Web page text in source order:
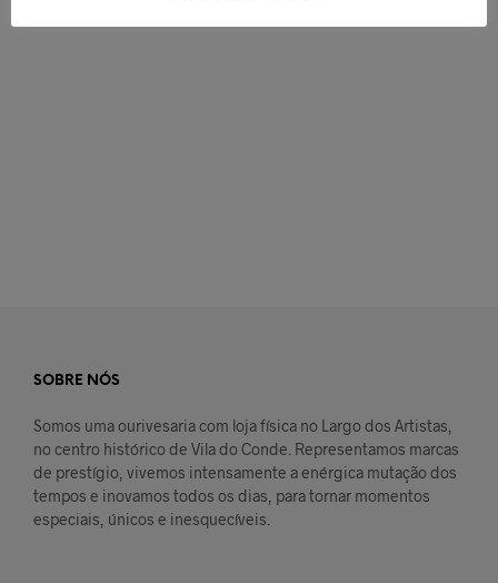
SOBRE NÓS
Somos uma ourivesaria com loja física no Largo dos Artistas,
no centro histórico de Vila do Conde. Representamos marcas
de prestígio, vivemos intensamente a enérgica mutação dos
tempos e inovamos todos os dias, para tornar momentos
especiais, únicos e inesquecíveis.